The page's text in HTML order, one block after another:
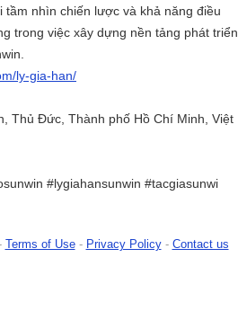
tầm nhìn chiến lược và khả năng điều
trong việc xây dựng nền tảng phát triển
ly-gia-han/
Thủ Đức, Thành phố Hồ Chí Minh, Việt
#lygiahansunwin #tacgiasunwi
Terms of Use- Privacy Policy- Contact us